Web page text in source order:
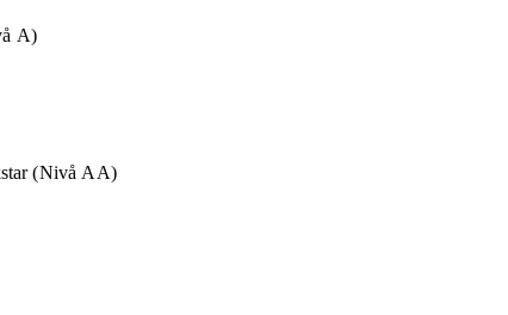
A)
(Nivå AA)